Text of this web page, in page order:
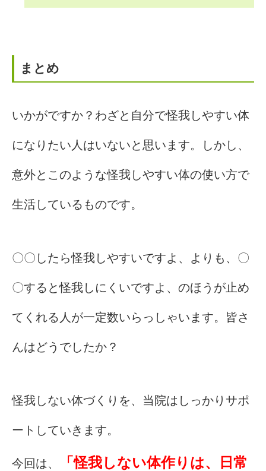
まとめ
いかがですか？わざと自分で怪我しやすい体
になりたい人はいないと思います。しかし、
意外とこのような怪我しやすい体の使い方で
生活しているものです。
〇〇したら怪我しやすいですよ、よりも、〇
〇すると怪我しにくいですよ、のほうが止め
てくれる人が一定数いらっしゃいます。皆さ
んはどうでしたか？
怪我しない体づくりを、当院はしっかりサポ
ートしていきます。
今回は、 「怪我しない体作りは、日常